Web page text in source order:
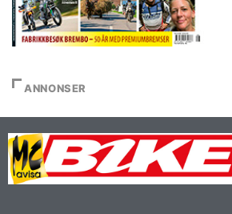
ANNONSER